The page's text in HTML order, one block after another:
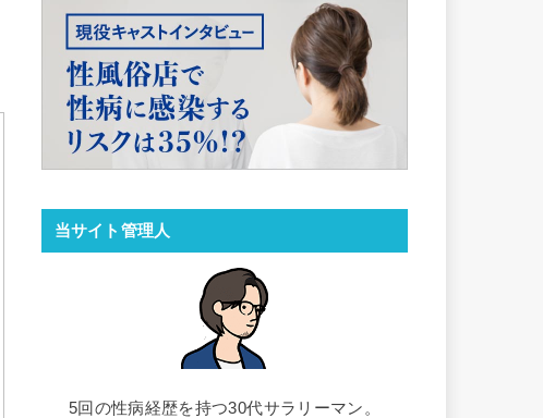
当サイト管理人
5回の性病経歴を持つ30代サラリーマン。